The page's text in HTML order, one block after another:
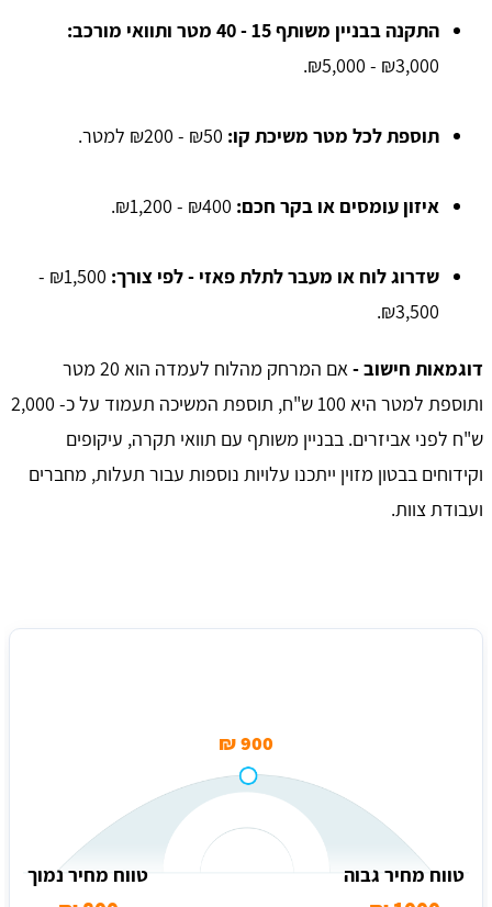
התקנה בבניין משותף 15 - 40 מטר ותוואי מורכב:
₪3,000 - ₪5,000.
תוספת לכל מטר משיכת קו:
איזון עומסים או בקר חכם:
שדרוג לוח או מעבר לתלת פאזי - לפי צורך:
₪1,500 -
₪3,500.
דוגמאות חישוב -
אם המרחק מהלוח לעמדה הוא 20 מטר
ותוספת למטר היא 100 ש"ח, תוספת המשיכה תעמוד על כ- 2,000
ש"ח לפני אביזרים. בבניין משותף עם תוואי תקרה, עיקופים
וקידוחים בבטון מזוין ייתכנו עלויות נוספות עבור תעלות, מחברים
ועבודת צוות.
900 ₪
טווח מחיר גבוה טווח מחיר נמוך